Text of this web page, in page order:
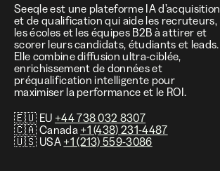
Seeqle est une plateforme IA d’acquisition
et de qualification qui aide les recruteurs,
les écoles et les équipes B2B à attirer et
scorer leurs candidats, étudiants et leads.
Elle combine diffusion ultra-ciblée,
enrichissement de données et
préqualification intelligente pour
maximiser la performance et le ROI.
🇪🇺 EU +44 738 032 8307
🇨🇦 Canada +1 (438) 231-4487
🇺🇸 USA +1 (213) 559-3086